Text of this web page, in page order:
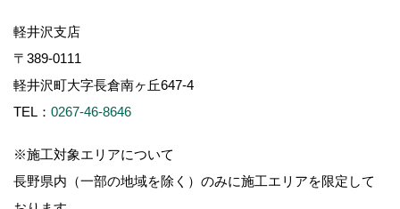
軽井沢支店
〒389-0111
軽井沢町大字長倉南ヶ丘647-4
TEL： 0267-46-8646
※施工対象エリアについて
長野県内（一部の地域を除く）のみに施工エリアを限定して